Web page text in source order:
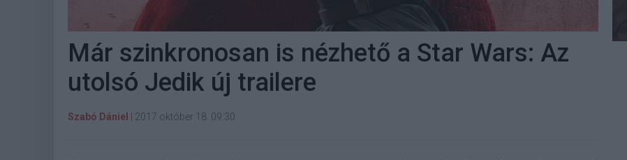
Már szinkronosan is nézhető a Star Wars: Az
utolsó Jedik új trailere
Szabó Dániel 2017 október 18. 09:30